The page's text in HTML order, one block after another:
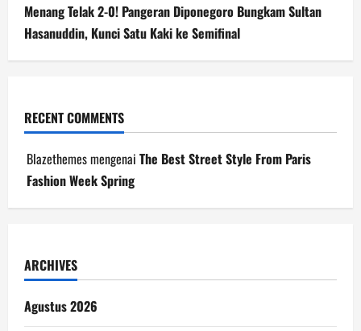
Menang Telak 2-0! Pangeran Diponegoro Bungkam Sultan
Hasanuddin, Kunci Satu Kaki ke Semifinal
RECENT COMMENTS
Blazethemesmengenai The Best Street Style From Paris
Fashion Week Spring
ARCHIVES
Agustus 2026